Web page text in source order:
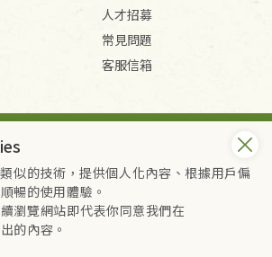
人才招募
常見問題
客服信箱
仁事業股份有限公司(統編：16301262) /
份有限公司(統編：25149752)
All Rights Reserved.
似的技術，提供個人化內容、根據用戶偏
暢的使用體驗。
瀏覽網站即代表你同意我們在
的內容。